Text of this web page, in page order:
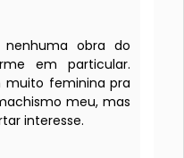
obra do
em particular.
muito feminina pra
meu, mas
interesse.